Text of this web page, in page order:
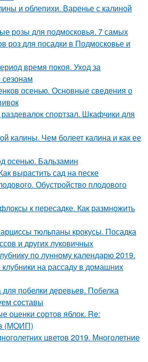
и облепихи. Варенье с калиной
розы для подмосковья. 7 самых
роз для посадки в Подмосковье и
время покоя. Уход за
сезонам
осенью. Основные сведения о
спортзал. Шкафчики для
калины. Чем болеет калина и как ее
осенью. Бальзамин
вырастить сад на песке
Обустройство плодового
к пересадке. Как размножить
тюльпаны крокусы. Посадка
и других луковичных
по лунному календарю 2019.
на рассаду в домашних
побелки деревьев. Побелка
составы
оценки сортов яблок. Re:
(МОИП)
цветов 2019. Многолетние